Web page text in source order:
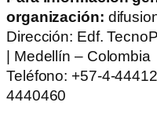
organización:
Dirección: Edf.
| Medellín – Colombia
Teléfono: +57-4-
4440460